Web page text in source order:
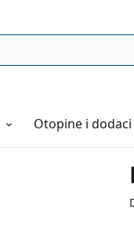
Otopine i dodaci